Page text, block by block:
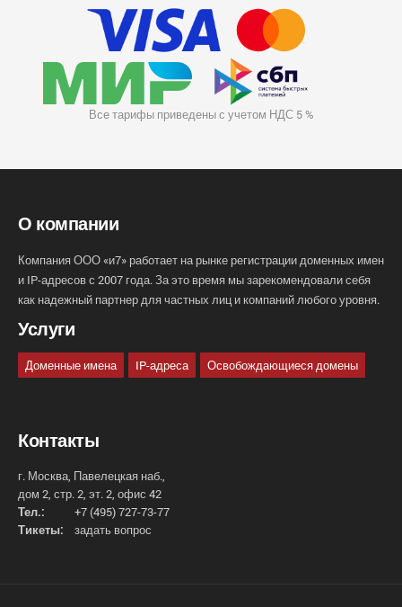
Все тарифы приведены с учетом НДС 5 %
О компании
Компания ООО «и7» работает на рынке регистрации доменных имен
и IP-адресов с 2007 года. За это время мы зарекомендовали себя
как надежный партнер для частных лиц и компаний любого уровня.
Услуги
Доменные имена IP-адреса Освобождающиеся домены
Контакты
г. Москва, Павелецкая наб.,
дом 2, стр. 2, эт. 2, офис 42
Тел.:
+7 (495) 727-73-77
Тикеты:
задать вопрос